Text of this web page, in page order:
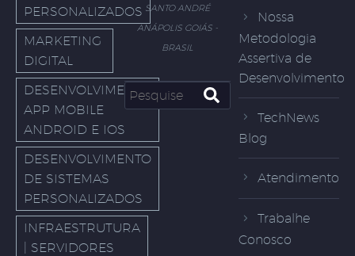
PERSONALIZADOS
MARKETING
DIGITAL
DESENVOLVIMENTO
APP MOBILE
ANDROID E IOS
DESENVOLVIMENTO
DE SISTEMAS
PERSONALIZADOS
INFRAESTRUTURA
| SERVIDORES
SANTO ANDRÉ
ANÁPOLIS GOIÁS -
BRASIL
Nossa
Metodologia
Assertiva de
Desenvolvimento
TechNews
Blog
Atendimento
Trabalhe
Conosco